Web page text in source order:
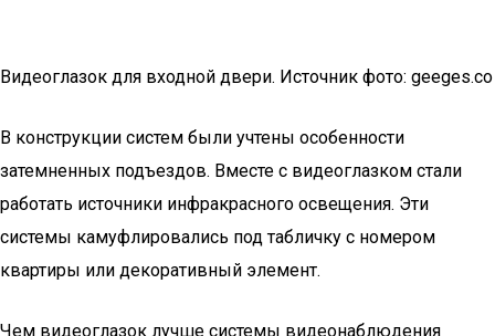
Видеоглазок для входной двери. Источник фото: geeges.co
В конструкции систем были учтены особенности
затемненных подъездов. Вместе с видеоглазком стали
работать источники инфракрасного освещения. Эти
системы камуфлировались под табличку с номером
квартиры или декоративный элемент.
Чем видеоглазок лучше системы видеонаблюдения